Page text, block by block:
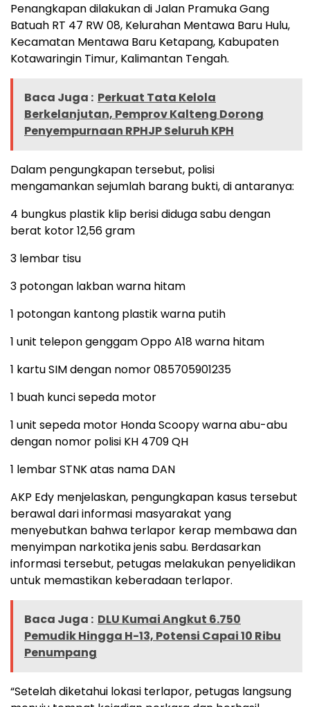
Penangkapan dilakukan di Jalan Pramuka Gang
Batuah RT 47 RW 08, Kelurahan Mentawa Baru Hulu,
Kecamatan Mentawa Baru Ketapang, Kabupaten
Kotawaringin Timur, Kalimantan Tengah.
Baca Juga : Perkuat Tata Kelola
Berkelanjutan, Pemprov Kalteng Dorong
Penyempurnaan RPHJP Seluruh KPH
Dalam pengungkapan tersebut, polisi
mengamankan sejumlah barang bukti, di antaranya:
4 bungkus plastik klip berisi diduga sabu dengan
berat kotor 12,56 gram
3 lembar tisu
3 potongan lakban warna hitam
1 potongan kantong plastik warna putih
1 unit telepon genggam Oppo A18 warna hitam
1 kartu SIM dengan nomor 085705901235
1 buah kunci sepeda motor
1 unit sepeda motor Honda Scoopy warna abu-abu
dengan nomor polisi KH 4709 QH
1 lembar STNK atas nama DAN
AKP Edy menjelaskan, pengungkapan kasus tersebut
berawal dari informasi masyarakat yang
menyebutkan bahwa terlapor kerap membawa dan
menyimpan narkotika jenis sabu. Berdasarkan
informasi tersebut, petugas melakukan penyelidikan
untuk memastikan keberadaan terlapor.
Baca Juga : DLU Kumai Angkut 6.750
Pemudik Hingga H-13, Potensi Capai 10 Ribu
Penumpang
“Setelah diketahui lokasi terlapor, petugas langsung